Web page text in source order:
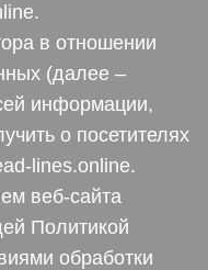
в отношении
(далее –
информации,
о посетителях
lines.online.
веб-сайта
Политикой
обработки